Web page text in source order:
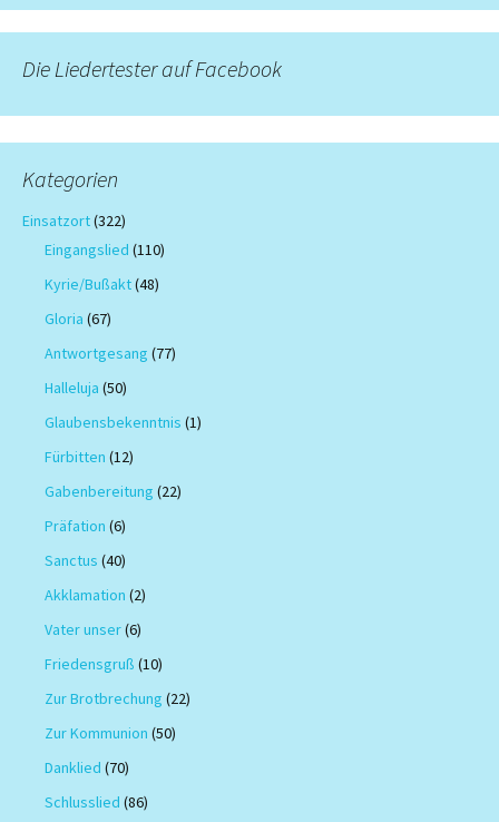
Die Liedertester auf Facebook
Kategorien
Einsatzort(322)
Eingangslied (110)
Kyrie/Bußakt(48)
Gloria (67)
Antwortgesang (77)
Halleluja (50)
Glaubensbekenntnis (1)
Fürbitten (12)
Gabenbereitung (22)
Präfation (6)
Sanctus (40)
Akklamation (2)
Vater unser(6)
Friedensgruß (10)
Zur Brotbrechung (22)
Zur Kommunion (50)
Danklied (70)
Schlusslied (86)